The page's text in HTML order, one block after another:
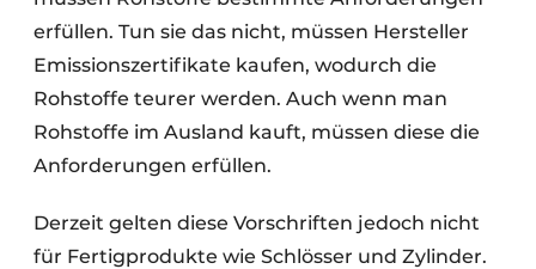
erfüllen. Tun sie das nicht, müssen Hersteller
Emissionszertifikate kaufen, wodurch die
Rohstoffe teurer werden. Auch wenn man
Rohstoffe im Ausland kauft, müssen diese die
Anforderungen erfüllen.
Derzeit gelten diese Vorschriften jedoch nicht
für Fertigprodukte wie Schlösser und Zylinder.